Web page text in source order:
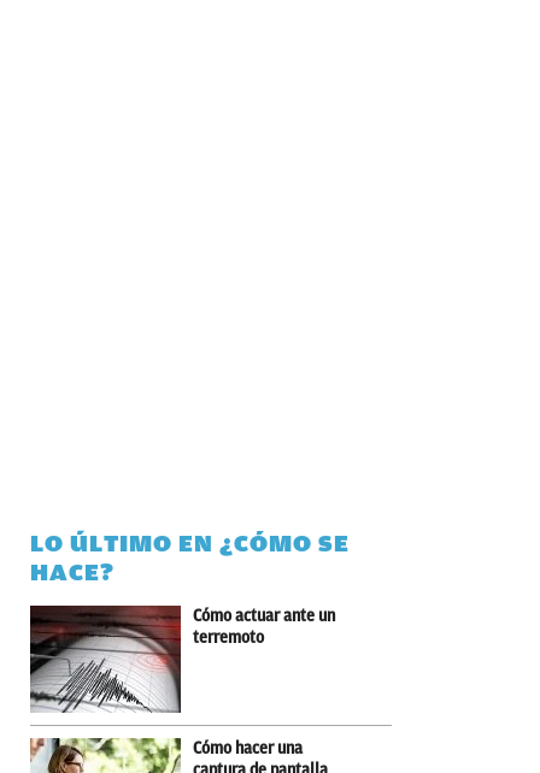
LO ÚLTIMO EN ¿CÓMO SE
HACE?
Cómo actuar ante un
terremoto
Cómo hacer una